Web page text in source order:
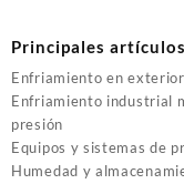
Principales artículos
Enfriamiento en
Enfriamiento industrial
presión
Equipos y sistemas de
Humedad y